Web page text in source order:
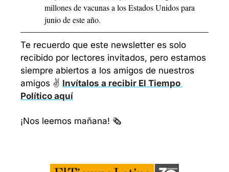
millones de vacunas a los Estados Unidos para
junio de este año.
Te recuerdo que este newsletter es solo
recibido por lectores invitados, pero estamos
siempre abiertos a los amigos de nuestros
amigos ✌️ Invítalos a recibir El Tiempo
Político aquí
¡Nos leemos mañana! 🗞️